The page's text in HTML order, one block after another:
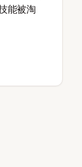
能被淘